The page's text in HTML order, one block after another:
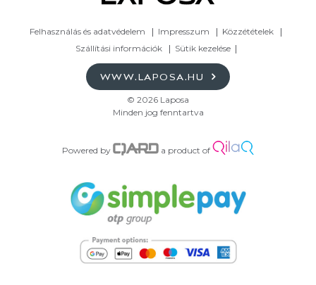
Felhasználás és adatvédelem Impresszum
Közzétételek
Szállítási információk
Sütik kezelése
WWW.LAPOSA.HU
© 2026 Laposa
Minden jog fenntartva
Powered by a product of